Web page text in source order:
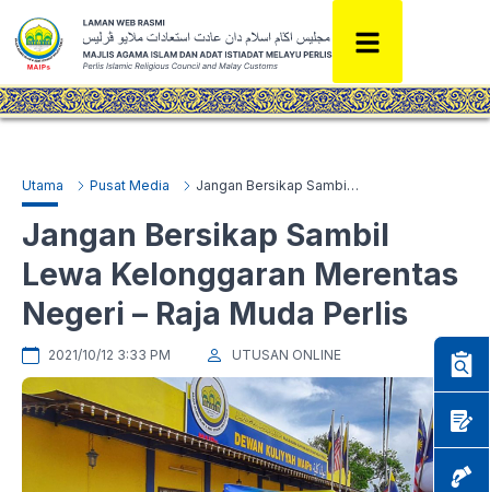
Utama Pusat Media Jangan Bersikap Sambil Lewa Kelonggaran Merentas Negeri – Raja Muda Perlis
Jangan Bersikap Sambil
Lewa Kelonggaran Merentas
Negeri – Raja Muda Perlis
2021/10/12 3:33 PM UTUSAN ONLINE